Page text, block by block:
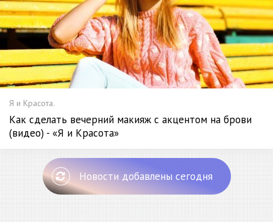
Я и Красота.
Как сделать вечерний макияж с акцентом на брови
(видео) - «Я и Красота»
Новости добавлены сегодня